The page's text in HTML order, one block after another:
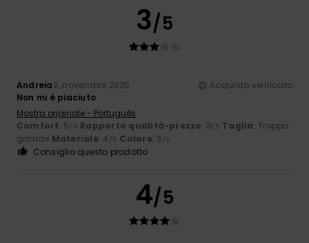
3/5
Andreia2. novembre 2025
Acquisto verificato
Non mi è piaciuto
Mostra originale - Português
Comfort: 5/5 Rapporto qualità-prezzo: 3/5 Taglia: Troppo
grande Materiale: 4 /5 Colore: 3 /5
Consiglio questo prodotto
4/5